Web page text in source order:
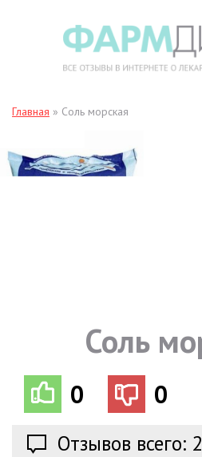
Главная » Соль морская
Соль
0 0
Отзывов всего: 2